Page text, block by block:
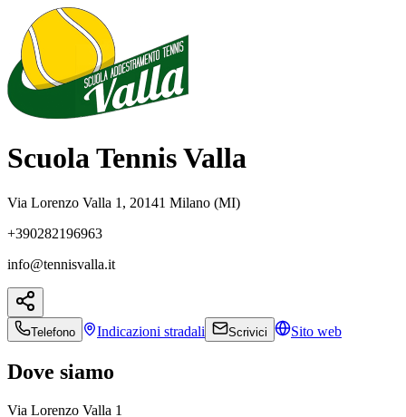
Scuola Tennis Valla
Via Lorenzo Valla 1, 20141 Milano (MI)
+390282196963
info@tennisvalla.it
Telefono Indicazioni stradali Scrivici Sito web
Dove siamo
Via Lorenzo Valla 1